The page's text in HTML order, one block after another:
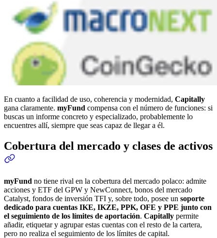
En cuanto a facilidad de uso, coherencia y modernidad, Capitally
gana claramente. myFund compensa con el número de funciones: si
buscas un informe concreto y especializado, probablemente lo
encuentres allí, siempre que seas capaz de llegar a él.
Cobertura del mercado y clases de activos
myFund no tiene rival en la cobertura del mercado polaco: admite
acciones y ETF del GPW y NewConnect, bonos del mercado
Catalyst, fondos de inversión TFI y, sobre todo, posee un soporte
dedicado para cuentas IKE, IKZE, PPK, OFE y PPE junto con
el seguimiento de los límites de aportación. Capitally permite
añadir, etiquetar y agrupar estas cuentas con el resto de la cartera,
pero no realiza el seguimiento de los límites de capital.